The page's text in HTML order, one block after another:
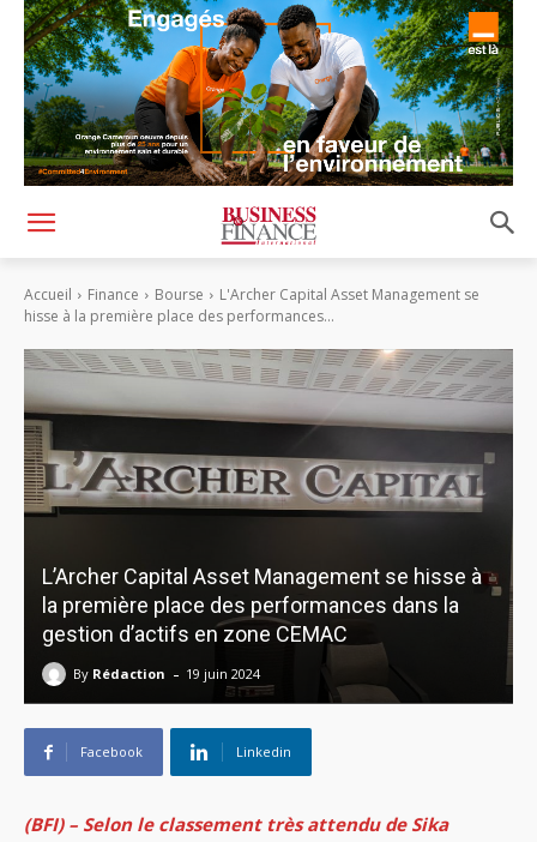
Accueil Finance Bourse
L'Archer Capital Asset Management se
hisse à la première place des performances...
L’Archer Capital Asset Management se hisse à
la première place des performances dans la
gestion d’actifs en zone CEMAC
By Rédaction - 19 juin 2024
Facebook Linkedin
(BFI) – Selon le classement très attendu de Sika